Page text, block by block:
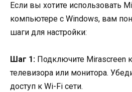
Если вы хотите использовать
компьютере с Windows, вам
шаги для настройки:
Шаг 1: Подключите Mirascreen
телевизора или монитора.
доступ к Wi-Fi сети.